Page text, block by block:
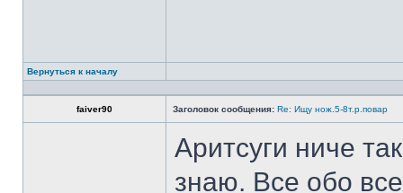
Вернуться к началу
faiver90 Заголовок сообщения: Re: Ищу нож.5-8т.р.повар
Аритсуги ниче
знаю. Все обо